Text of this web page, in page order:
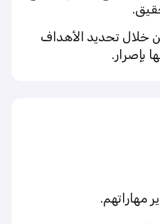
خلال تحديد الأهداف
بإصرار.
مهاراتهم.